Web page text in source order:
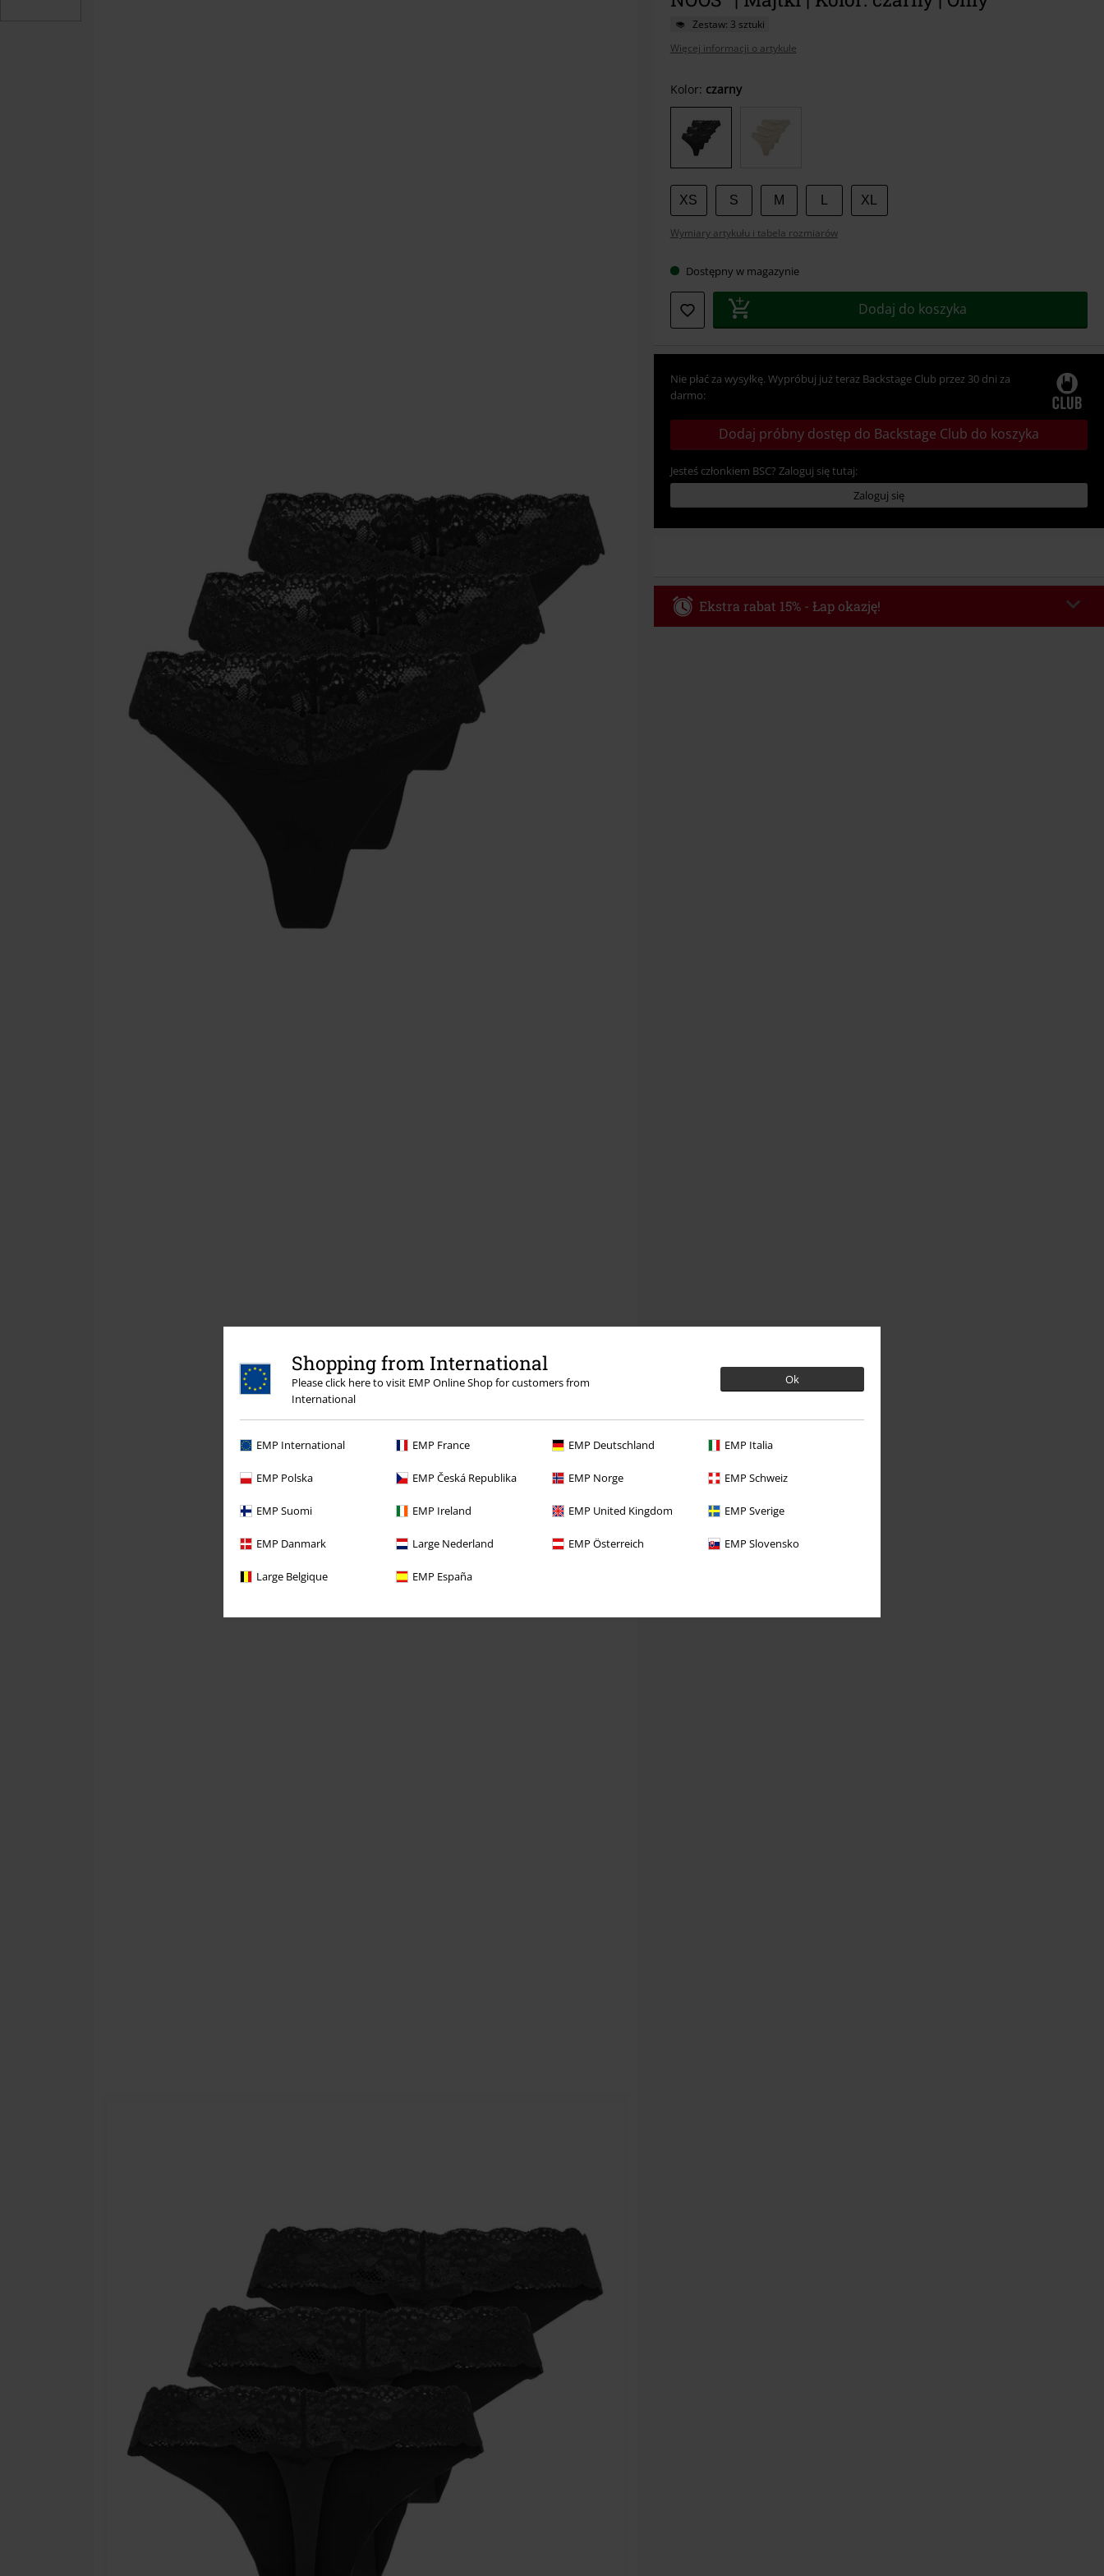
Shopping from International
Please click here to visit EMP Online Shop for customers from
International
Ok
EMP International EMP France EMP Deutschland EMP Italia
EMP Polska EMP Česká Republika EMP Norge EMP Schweiz
EMP Suomi EMP Ireland EMP United Kingdom EMP Sverige
EMP Danmark Large Nederland EMP Österreich EMP Slovensko
Large Belgique EMP España
Zestaw: 3 sztuki
Więcej informacji o artykule
Wybierz
swój
rozmiar
Kolor: czarny
XS S M XL
Wymiary artykułu i tabela rozmiarów
Dostępny w magazynie
Dodaj do koszyka
Nie płać za wysyłkę. Wypróbuj już teraz Backstage Club przez 30 dni za
darmo:
Dodaj próbny dostęp do Backstage Club do koszyka
Jesteś członkiem BSC? Zaloguj się tutaj:
Zaloguj się
Ekstra rabat 15% - Łap okazję!